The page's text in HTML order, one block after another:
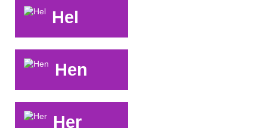
Hel
Hen
Her